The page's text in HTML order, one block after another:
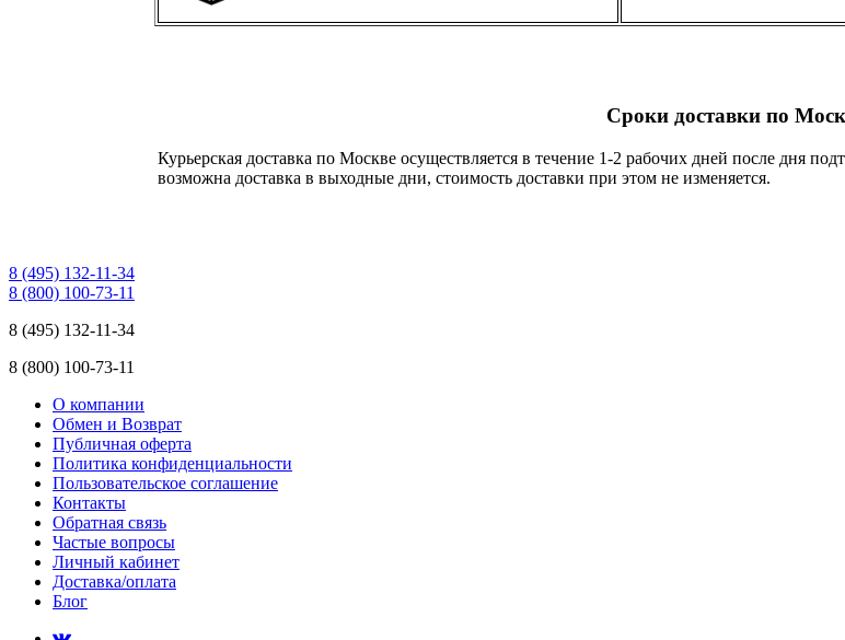
Сроки доставки по
Курьерская доставка по Москве осуществляется в течение 1-2 рабочих дней после дня
возможна доставка в выходные дни, стоимость доставки при этом не изменяется.
8 (495) 132-11-34
8 (800) 100-73-11
8 (495) 132-11-34
8 (800) 100-73-11
О компании
Обмен и Возврат
Публичная оферта
Политика конфиденциальности
Пользовательское соглашение
Контакты
Обратная связь
Частые вопросы
Личный кабинет
Доставка/оплата
Блог